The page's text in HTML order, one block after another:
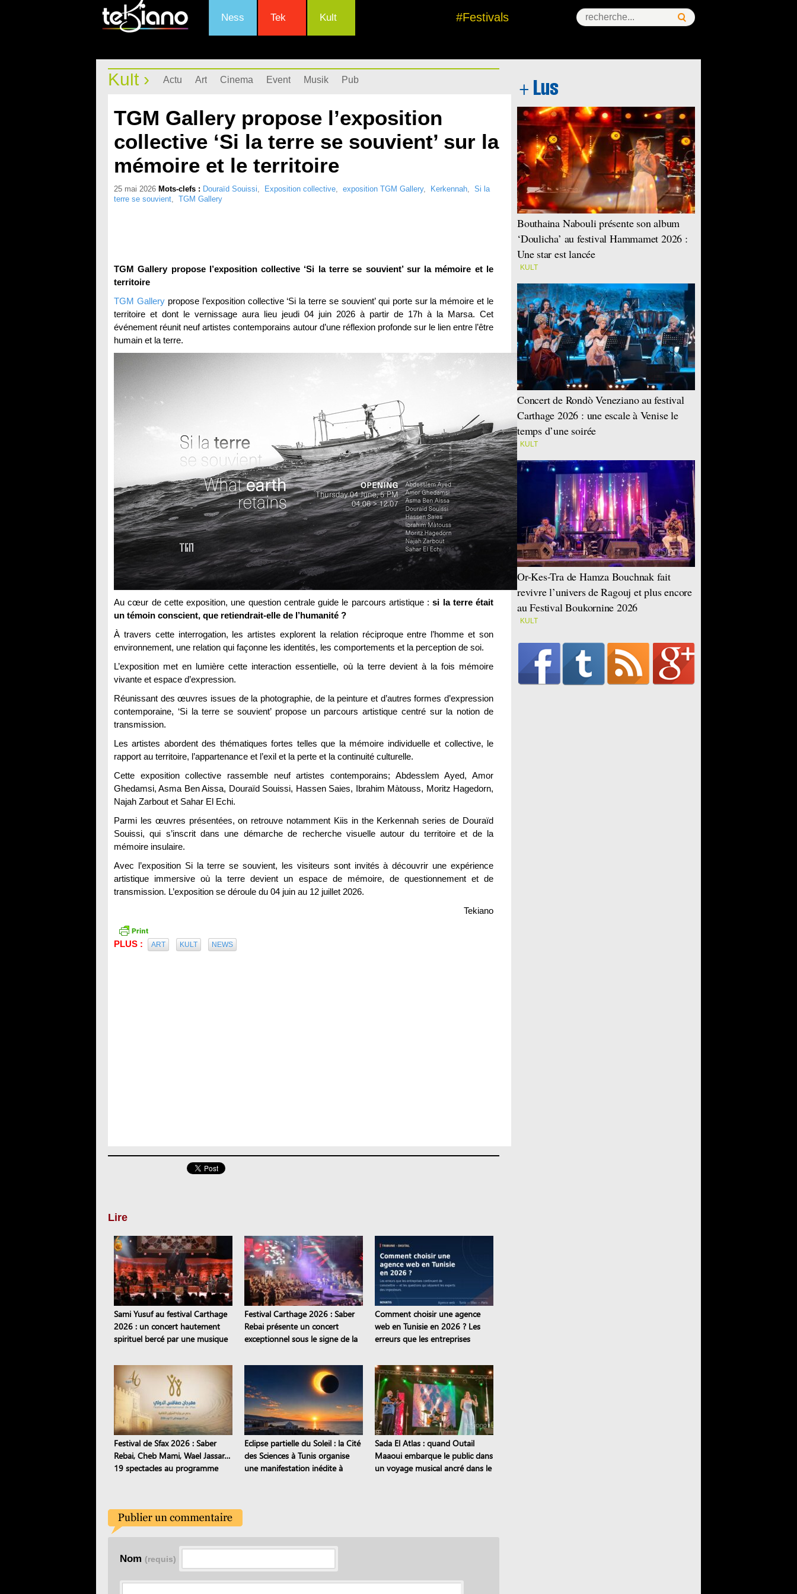
Ness Tek Kult #Festivals
Kult › Actu Art Cinema Event Musik Pub
TGM Gallery propose l’exposition
collective ‘Si la terre se souvient’ sur la
mémoire et le territoire
25 mai 2026 Mots-clefs : Douraïd Souissi, Exposition collective, exposition TGM Gallery, Kerkennah, Si la
terre se souvient, TGM Gallery
TGM Gallery propose l’exposition collective ‘Si la terre se souvient’ sur la mémoire et le
territoire
TGM Gallerypropose l’exposition collective ‘Si la terre se souvient’ qui porte sur la mémoire et le
territoire et dont le vernissage aura lieu jeudi 04 juin 2026 à partir de 17h à la Marsa. Cet
événement réunit neuf artistes contemporains autour d’une réflexion profonde sur le lien entre l’être
humain et la terre.
Au cœur de cette exposition, une question centrale guide le parcours artistique :si la terre était
un témoin conscient, que retiendrait-elle de l’humanité ?
À travers cette interrogation, les artistes explorent la relation réciproque entre l’homme et son
environnement, une relation qui façonne les identités, les comportements et la perception de soi.
L’exposition met en lumière cette interaction essentielle, où la terre devient à la fois mémoire
vivante et espace d’expression.
Réunissant des œuvres issues de la photographie, de la peinture et d’autres formes d’expression
contemporaine, ‘Si la terre se souvient’ propose un parcours artistique centré sur la notion de
transmission.
Les artistes abordent des thématiques fortes telles que la mémoire individuelle et collective, le
rapport au territoire, l’appartenance et l’exil et la perte et la continuité culturelle.
Cette exposition collective rassemble neuf artistes contemporains; Abdesslem Ayed, Amor
Ghedamsi, Asma Ben Aissa, Douraïd Souissi, Hassen Saies, Ibrahim Màtouss, Moritz Hagedorn,
Najah Zarbout et Sahar El Echi.
Parmi les œuvres présentées, on retrouve notamment Kiis in the Kerkennah series de Douraïd
Souissi, qui s’inscrit dans une démarche de recherche visuelle autour du territoire et de la
mémoire insulaire.
Avec l’exposition Si la terre se souvient, les visiteurs sont invités à découvrir une expérience
artistique immersive où la terre devient un espace de mémoire, de questionnement et de
transmission. L’exposition se déroule du 04 juin au 12 juillet 2026.
Tekiano
PLUS : ART KULT NEWS
Lire
Sami Yusuf au festival Carthage
2026 : un concert hautement
spirituel bercé par une musique
Festival Carthage 2026 : Saber
Rebai présente un concert
exceptionnel sous le signe de la
Comment choisir une agence
web en Tunisie en 2026 ? Les
erreurs que les entreprises
Festival de Sfax 2026 : Saber
Rebai, Cheb Mami, Wael Jassar…
19 spectacles au programme
Eclipse partielle du Soleil : la Cité
des Sciences à Tunis organise
une manifestation inédite à
Sada El Atlas : quand Outail
Maaoui embarque le public dans
un voyage musical ancré dans le
Nom (requis)
Bouthaina Nabouli présente son album
‘Doulicha’ au festival Hammamet 2026 :
Une star est lancée
KULT
Concert de Rondò Veneziano au festival
Carthage 2026 : une escale à Venise le
temps d’une soirée
KULT
Or-Kes-Tra de Hamza Bouchnak fait
revivre l’univers de Ragouj et plus encore
au Festival Boukornine 2026
KULT